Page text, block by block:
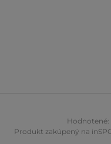
Hodnotené:
Produkt zakúpený na